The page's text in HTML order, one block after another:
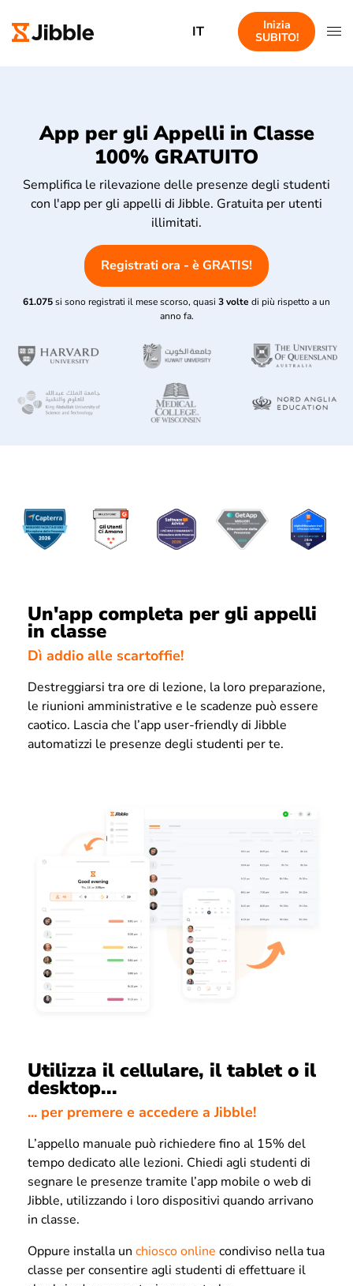
IT
Inizia
SUBITO!
App per gli Appelli in Classe
100% GRATUITO
Semplifica le rilevazione delle presenze degli studenti
con l'app per gli appelli di Jibble. Gratuita per utenti
illimitati.
Registrati ora - è GRATIS!
61.075si sono registrati il mese scorso, quasi 3 volte di più rispetto a un
anno fa.
Un'app completa per gli appelli
in classe
Dì addio alle scartoffie!
Destreggiarsi tra ore di lezione, la loro preparazione,
le riunioni amministrative e le scadenze può essere
caotico. Lascia che l’app user-friendly di Jibble
automatizzi le presenze degli studenti per te.
Utilizza il cellulare, il tablet o il
desktop...
... per premere e accedere a Jibble!
L’appello manuale può richiedere fino al 15% del
tempo dedicato alle lezioni. Chiedi agli studenti di
segnare le presenze tramite l’app mobile o web di
Jibble, utilizzando i loro dispositivi quando arrivano
in classe.
Oppure installa un chiosco online condiviso nella tua
classe per consentire agli studenti di effettuare il